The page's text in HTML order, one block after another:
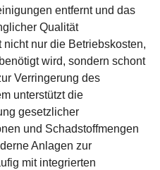
entfernt und das
Qualität
nur die Betriebskosten,
wird, sondern schont
Verringerung des
unterstützt die
gesetzlicher
und Schadstoffmengen
Anlagen zur
mit integrierten